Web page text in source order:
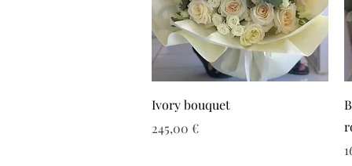
Ivory bouquet
Τιμή
245,00 €